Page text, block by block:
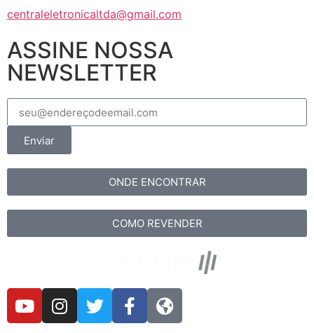
centraleletronicaltda@gmail.com
ASSINE NOSSA
NEWSLETTER
Enviar
ONDE ENCONTRAR
COMO REVENDER